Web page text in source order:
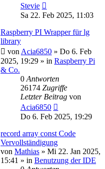
Stevie
Sa 22. Feb 2025, 11:03
Raspberry PI Wrapper für lg
library
von Acia6850 » Do 6. Feb
2025, 19:29 » in Raspberry Pi
& Co.
0 Antworten
26174 Zugriffe
Letzter Beitrag von
Acia6850
Do 6. Feb 2025, 19:29
record array const Code
Vervollständigung
von Mathias » Mi 22. Jan 2025,
15:41 » in Benutzung der IDE